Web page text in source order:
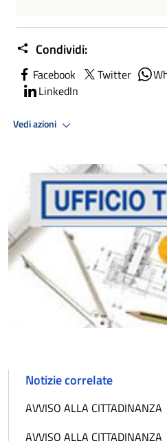
Condividi:
Facebook Twitter
LinkedIn
Vedi azioni
Notizie correlate
AVVISO ALLA CITTADINANZA
AVVISO ALLA CITTADINANZA